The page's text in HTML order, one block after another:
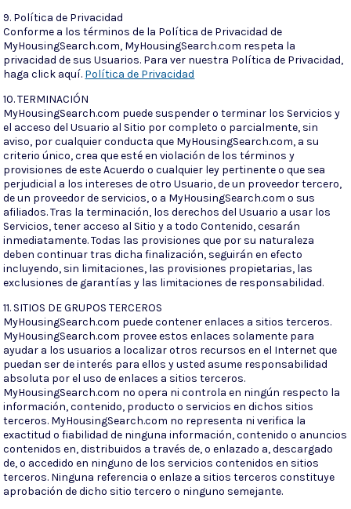
9. Política de Privacidad
Conforme a los términos de la Política de Privacidad de
MyHousingSearch.com, MyHousingSearch.com respeta la
privacidad de sus Usuarios. Para ver nuestra Política de Privacidad,
haga click aquí. Política de Privacidad
10. TERMINACIÓN
MyHousingSearch.com puede suspender o terminar los Servicios y
el acceso del Usuario al Sitio por completo o parcialmente, sin
aviso, por cualquier conducta que MyHousingSearch.com, a su
criterio único, crea que esté en violación de los términos y
provisiones de este Acuerdo o cualquier ley pertinente o que sea
perjudicial a los intereses de otro Usuario, de un proveedor tercero,
de un proveedor de servicios, o a MyHousingSearch.com o sus
afiliados. Tras la terminación, los derechos del Usuario a usar los
Servicios, tener acceso al Sitio y a todo Contenido, cesarán
inmediatamente. Todas las provisiones que por su naturaleza
deben continuar tras dicha finalización, seguirán en efecto
incluyendo, sin limitaciones, las provisiones propietarias, las
exclusiones de garantías y las limitaciones de responsabilidad.
11. SITIOS DE GRUPOS TERCEROS
MyHousingSearch.com puede contener enlaces a sitios terceros.
MyHousingSearch.com provee estos enlaces solamente para
ayudar a los usuarios a localizar otros recursos en el Internet que
puedan ser de interés para ellos y usted asume responsabilidad
absoluta por el uso de enlaces a sitios terceros.
MyHousingSearch.com no opera ni controla en ningún respecto la
información, contenido, producto o servicios en dichos sitios
terceros. MyHousingSearch.com no representa ni verifica la
exactitud o fiabilidad de ninguna información, contenido o anuncios
contenidos en, distribuidos a través de, o enlazado a, descargado
de, o accedido en ninguno de los servicios contenidos en sitios
terceros. Ninguna referencia o enlaze a sitios terceros constituye
aprobación de dicho sitio tercero o ninguno semejante.